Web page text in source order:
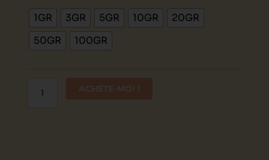
1GR 3GR 5GR 10GR
20GR
50GR
100GR
Haze